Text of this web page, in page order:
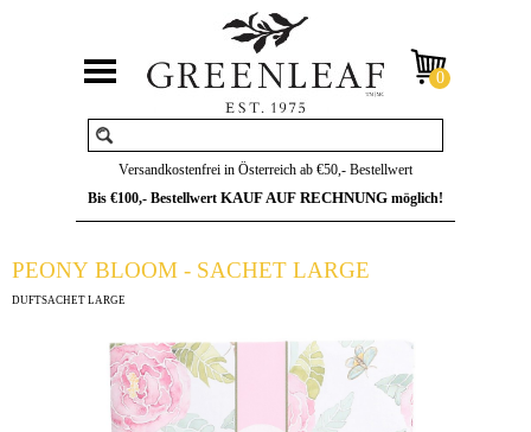
Versandkostenfrei in Österreich ab €50,- Bestellwert
Bis €100,- Bestellwert KAUF AUF RECHNUNG möglich!
PEONY BLOOM - SACHET LARGE
DUFTSACHET LARGE